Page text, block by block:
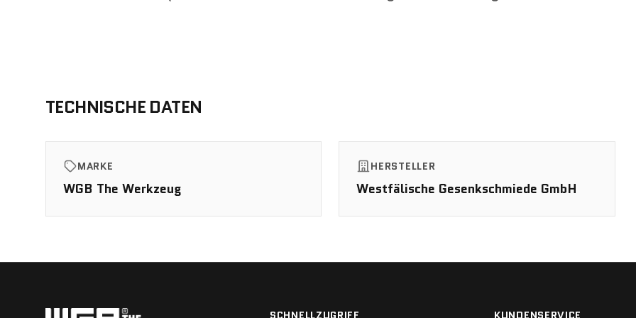
TECHNISCHE DATEN
MARKE
WGB The Werkzeug
HERSTELLER
Westfälische Gesenkschmiede GmbH
SCHNELLZUGRIFF KUNDENSERVICE